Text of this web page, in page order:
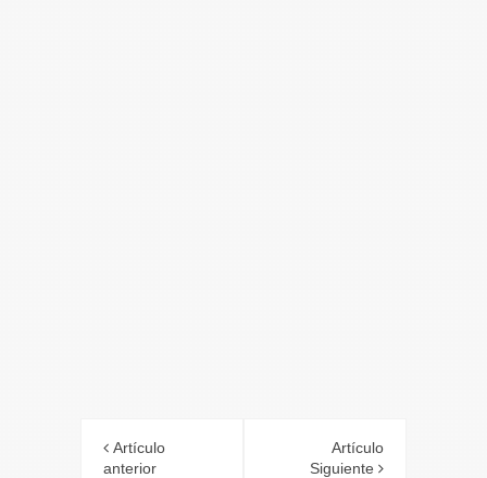
Artículo
anterior
Artículo
Siguiente